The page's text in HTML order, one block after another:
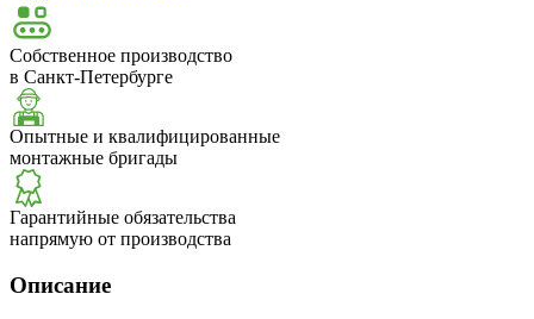
Собственное производство
в Санкт-Петербурге
Опытные и квалифицированные
монтажные бригады
Гарантийные обязательства
напрямую от производства
Описание